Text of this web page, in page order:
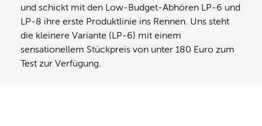
und schickt mit den Low-Budget-Abhören LP-6 und
LP-8 ihre erste Produktlinie ins Rennen. Uns steht
die kleinere Variante (LP-6) mit einem
sensationellem Stückpreis von unter 180 Euro zum
Test zur Verfügung.